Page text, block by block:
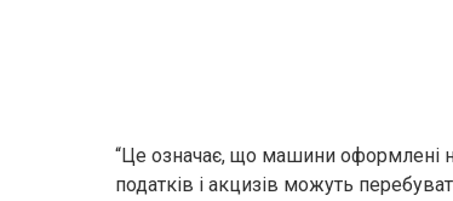
“Це означає, що машини оформлені
податків і акцизів можуть